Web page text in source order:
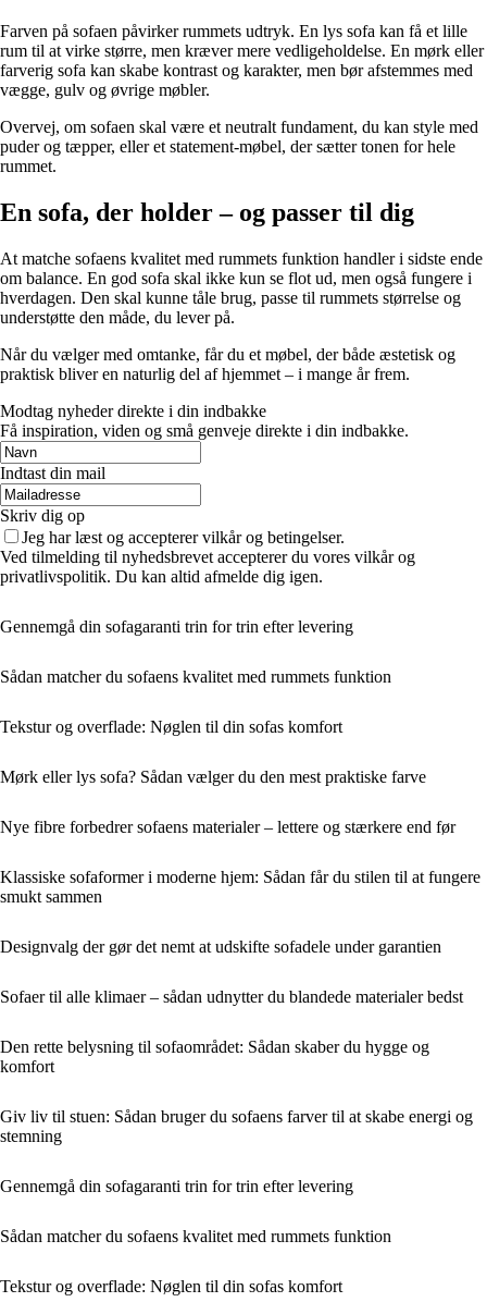
Farven på sofaen påvirker rummets udtryk. En lys sofa kan få et lille
rum til at virke større, men kræver mere vedligeholdelse. En mørk eller
farverig sofa kan skabe kontrast og karakter, men bør afstemmes med
vægge, gulv og øvrige møbler.
Overvej, om sofaen skal være et neutralt fundament, du kan style med
puder og tæpper, eller et statement-møbel, der sætter tonen for hele
rummet.
En sofa, der holder – og passer til dig
At matche sofaens kvalitet med rummets funktion handler i sidste ende
om balance. En god sofa skal ikke kun se flot ud, men også fungere i
hverdagen. Den skal kunne tåle brug, passe til rummets størrelse og
understøtte den måde, du lever på.
Når du vælger med omtanke, får du et møbel, der både æstetisk og
praktisk bliver en naturlig del af hjemmet – i mange år frem.
Modtag nyheder direkte i din indbakke
Få inspiration, viden og små genveje direkte i din indbakke.
Indtast din mail
Skriv dig op
Jeg har læst og accepterer vilkår og betingelser.
Ved tilmelding til nyhedsbrevet accepterer du vores vilkår og
privatlivspolitik. Du kan altid afmelde dig igen.
Gennemgå din sofagaranti trin for trin efter levering
Sådan matcher du sofaens kvalitet med rummets funktion
Tekstur og overflade: Nøglen til din sofas komfort
Mørk eller lys sofa? Sådan vælger du den mest praktiske farve
Nye fibre forbedrer sofaens materialer – lettere og stærkere end før
Klassiske sofaformer i moderne hjem: Sådan får du stilen til at fungere
smukt sammen
Designvalg der gør det nemt at udskifte sofadele under garantien
Sofaer til alle klimaer – sådan udnytter du blandede materialer bedst
Den rette belysning til sofaområdet: Sådan skaber du hygge og
komfort
Giv liv til stuen: Sådan bruger du sofaens farver til at skabe energi og
stemning
Gennemgå din sofagaranti trin for trin efter levering
Sådan matcher du sofaens kvalitet med rummets funktion
Tekstur og overflade: Nøglen til din sofas komfort